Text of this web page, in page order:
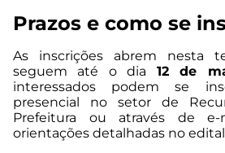
Prazos e como se
As inscrições abrem nesta
seguem até o dia 12 de
interessados podem se
presencial no setor de
Prefeitura ou através de e-
orientações detalhadas no